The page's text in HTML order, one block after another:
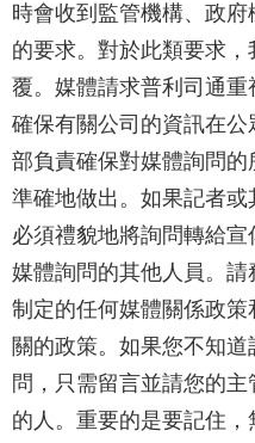
時會收到監管機構、政
的要求。對於此類要求
覆。媒體請求普利司通
確保有關公司的資訊在
部負責確保對媒體詢問
準確地做出。如果記者
必須禮貌地將詢問轉給
媒體詢問的其他人員。
制定的任何媒體關係政
關的政策。如果您不知
問，只需留言並請您的
的人。重要的是要記住